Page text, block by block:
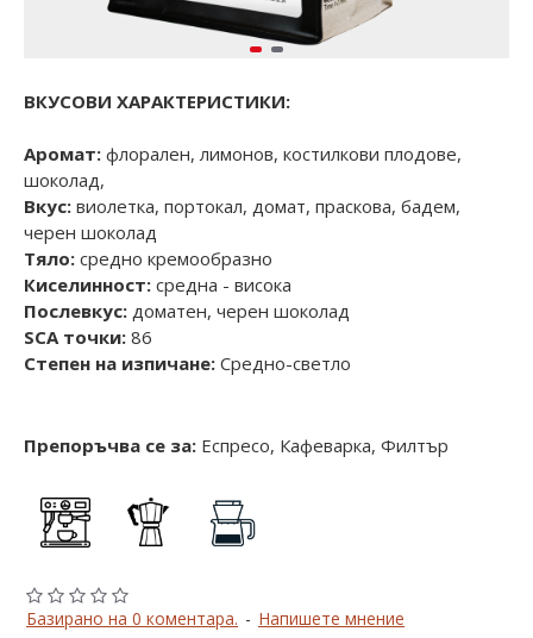
ВКУСОВИ ХАРАКТЕРИСТИКИ:
Аромат: флорален, лимонов, костилкови плодове,
шоколад,
Вкус: виолетка, портокал, домат, праскова, бадем,
черен шоколад
Тяло: средно кремообразно
Киселинност: средна - висока
Послевкус: доматен, черен шоколад
SCA точки: 86
Степен на изпичане: Средно-светло
Препоръчва се за: Еспресо, Кафеварка, Филтър
Базирано на 0 коментара. - Напишете мнение